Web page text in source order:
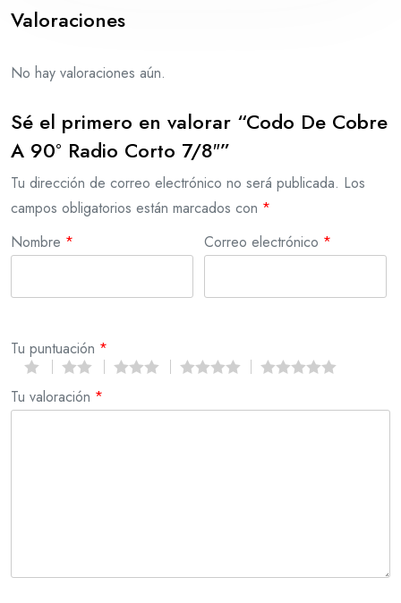
Valoraciones
No hay valoraciones aún.
Sé el primero en valorar “Codo De Cobre
A 90° Radio Corto 7/8″”
Tu dirección de correo electrónico no será publicada. Los
campos obligatorios están marcados con *
Nombre * Correo electrónico *
Tu puntuación *
Tu valoración *